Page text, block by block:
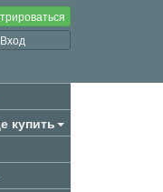
Вход
купить